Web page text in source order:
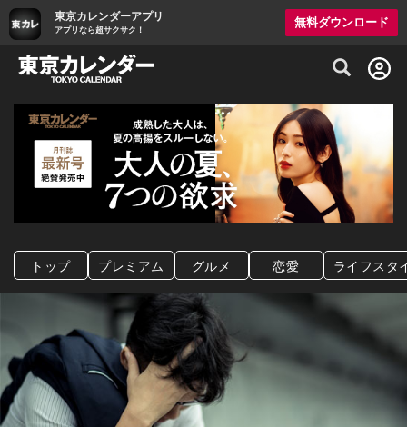
東京カレンダーアプリ
アプリなら超サクサク！
無料ダウンロード
グルメ情報・プレミアムレストラン予約
トップ プレミアム グルメ 恋愛 ライフスタ